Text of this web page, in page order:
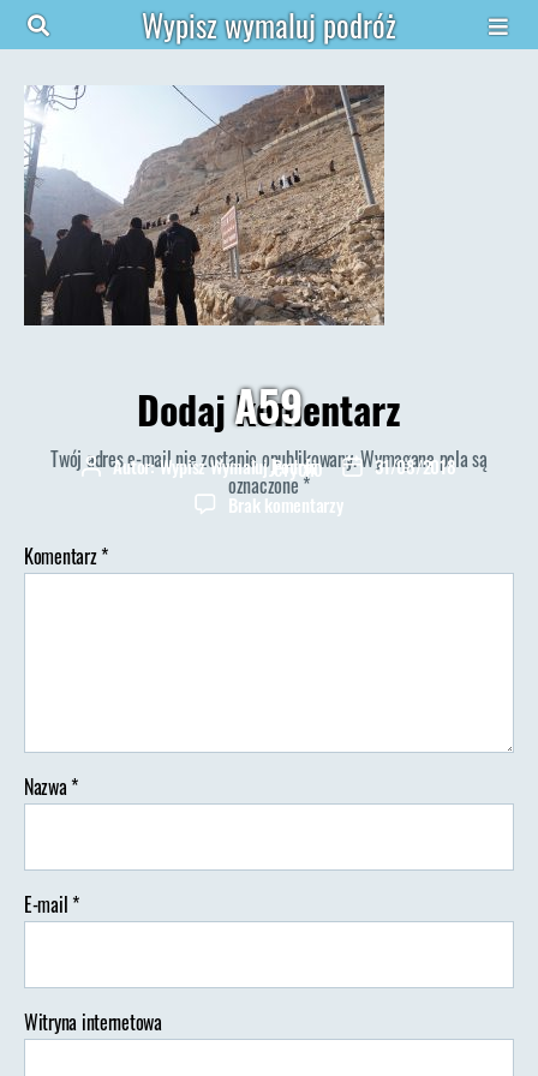
Wypisz wymaluj podróż
A59
Jerycho
AutorAutor:Wypisz Wymaluj Podróż
Data31/08/2018
Brak komentarzydo
Dodaj komentarz
Twój adres e-mail nie zostanie opublikowany.Wymagane pola są
oznaczone*
Komentarz*
Nazwa*
E-mail*
Witryna internetowa